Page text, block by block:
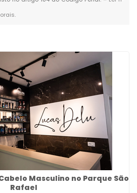
.
Masculino no Parque São
Rafael